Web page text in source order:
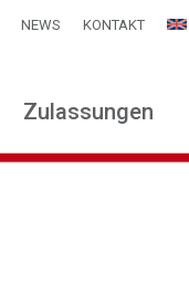
NEWS KONTAKT
Zulassungen